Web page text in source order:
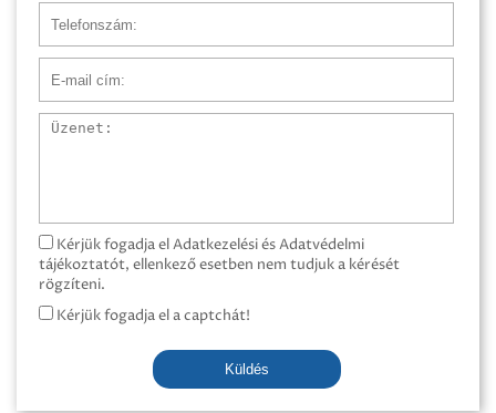
Üzenet
Kérjük fogadja el Adatkezelési és Adatvédelmi
tájékoztatót, ellenkező esetben nem tudjuk a kérését
rögzíteni.
Kérjük fogadja el a captchát!
Küldés